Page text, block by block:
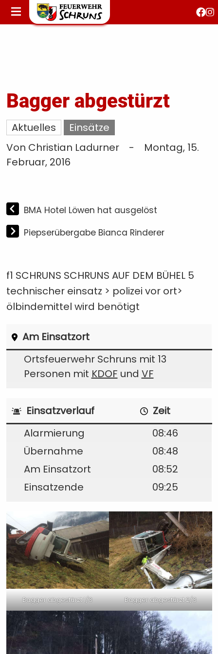
STARTSEITE
AKTUELLES
Bagger abgestürzt
Aktuelles
Einsätze
Von Christian Ladurner
-
Montag, 15.
Februar, 2016
BMA Hotel Löwen hat ausgelöst
Piepserübergabe Bianca Rinderer
f1 SCHRUNS SCHRUNS AUF DEM BÜHEL 5
technischer einsatz > polizei vor ort>
ölbindemittel wird benötigt
Am Einsatzort
Ortsfeuerwehr Schruns mit 13
Personen mit KDOF und VF
Einsatzverlauf
Zeit
Alarmierung
08:46
Übernahme
08:48
Am Einsatzort
08:52
Einsatzende
09:25
Bagger abgestürzt 1/3 Bagger abgestürzt 2/3